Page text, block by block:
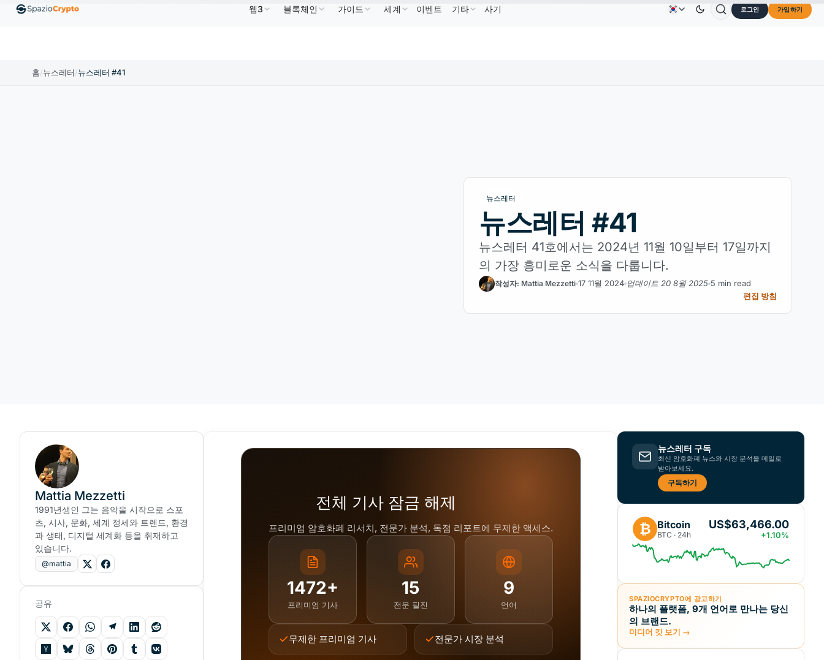
TetherUSDTUS$0.9991 USDCUS$0.9995↑0.00% XRPXRPUS$1.09↑2.30% Solana SOL US$73.45↑2.10% DOGE US$0.0707↑2.40% CardanoADA
문의하기회사 소개
웹3 블록체인 가이드 세계 이벤트 기타 사기 로그인 가입하기
홈/뉴스레터/뉴스레터 #41
뉴스레터
뉴스레터 #41
뉴스레터 41호에서는 2024년 11월 10일부터 17일까지
의 가장 흥미로운 소식을 다룹니다.
작성자: Mattia Mezzetti 17 11월 2024 업데이트 20 8월 2025 5 min read
편집 방침
전체 기사 잠금 해제
프리미엄 암호화폐 리서치, 전문가 분석, 독점 리포트에 무제한 액세스.
1472+
프리미엄 기사
15
전문 필진
9
언어
무제한 프리미엄 기사 전문가 시장 분석
Mattia Mezzetti
1991년생인 그는 음악을 시작으로 스포
츠, 시사, 문화, 세계 정세와 트렌드, 환경
과 생태, 디지털 세계화 등을 취재하고
있습니다.
@mattia
공유
뉴스레터 구독
최신 암호화폐 뉴스와 시장 분석을 메일로
받아보세요.
구독하기
₿ Bitcoin
BTC · 24h
US$63,466.00
+1.10%
SPAZIOCRYPTO에 광고하기
하나의 플랫폼, 9개 언어로 만나는 당신
의 브랜드.
미디어 킷 보기 →